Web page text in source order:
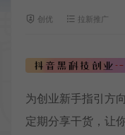
创优 拉新推广
为创业新手指引方
定期分享干货，让